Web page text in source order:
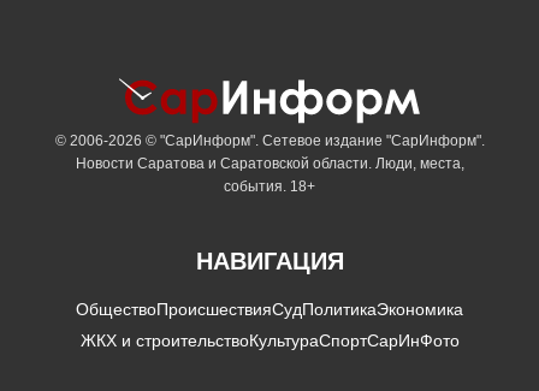
© 2006-2026 © "СарИнформ". Сетевое издание "СарИнформ".
Новости Саратова и Саратовской области. Люди, места,
события. 18+
НАВИГАЦИЯ
ОбществоПроисшествияСудПолитикаЭкономика
ЖКХ и строительствоКультураСпортСарИнФото